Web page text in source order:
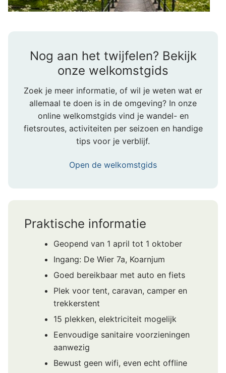
Nog aan het twijfelen? Bekijk
onze welkomstgids
Zoek je meer informatie, of wil je weten wat er
allemaal te doen is in de omgeving? In onze
online welkomstgids vind je wandel- en
fietsroutes, activiteiten per seizoen en handige
tips voor je verblijf.
Open de welkomstgids
Praktische informatie
Geopend van 1 april tot 1 oktober
Ingang: De Wier 7a, Koarnjum
Goed bereikbaar met auto en fiets
Plek voor tent, caravan, camper en
trekkerstent
15 plekken, elektriciteit mogelijk
Eenvoudige sanitaire voorzieningen
aanwezig
Bewust geen wifi, even echt offline